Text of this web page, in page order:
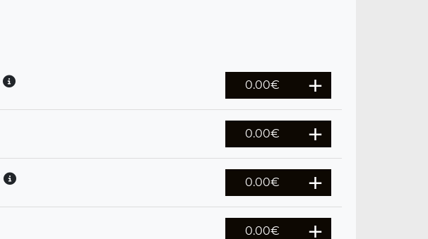
0.00€
0.00€
0.00€
0.00€